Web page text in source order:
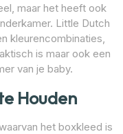
maar het heeft ook
Little Dutch
kleurencombinaties,
is maar ook een
van je baby.
Houden
het boxkleed is